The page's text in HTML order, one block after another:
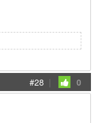
#28 | 0